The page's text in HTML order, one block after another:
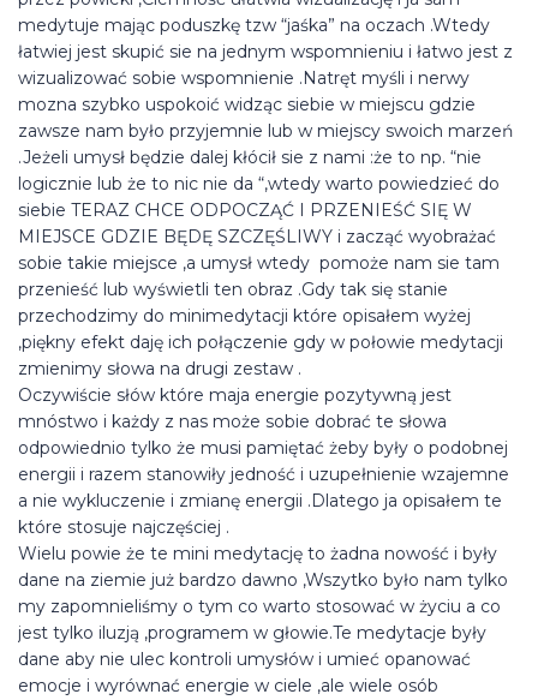
medytuje mając poduszkę tzw “jaśka” na oczach .Wtedy
łatwiej jest skupić sie na jednym wspomnieniu i łatwo jest z
wizualizować sobie wspomnienie .Natręt myśli i nerwy
mozna szybko uspokoić widząc siebie w miejscu gdzie
zawsze nam było przyjemnie lub w miejscy swoich marzeń
.Jeżeli umysł będzie dalej kłócił sie z nami :że to np. “nie
logicznie lub że to nic nie da “,wtedy warto powiedzieć do
siebie TERAZ CHCE ODPOCZĄĆ I PRZENIEŚĆ SIĘ W
MIEJSCE GDZIE BĘDĘ SZCZĘŚLIWY i zacząć wyobrażać
sobie takie miejsce ,a umysł wtedy pomoże nam sie tam
przenieść lub wyświetli ten obraz .Gdy tak się stanie
przechodzimy do minimedytacji które opisałem wyżej
,piękny efekt daję ich połączenie gdy w połowie medytacji
zmienimy słowa na drugi zestaw .
Oczywiście słów które maja energie pozytywną jest
mnóstwo i każdy z nas może sobie dobrać te słowa
odpowiednio tylko że musi pamiętać żeby były o podobnej
energii i razem stanowiły jedność i uzupełnienie wzajemne
a nie wykluczenie i zmianę energii .Dlatego ja opisałem te
które stosuje najczęściej .
Wielu powie że te mini medytację to żadna nowość i były
dane na ziemie już bardzo dawno ,Wszytko było nam tylko
my zapomnieliśmy o tym co warto stosować w życiu a co
jest tylko iluzją ,programem w głowie.Te medytacje były
dane aby nie ulec kontroli umysłów i umieć opanować
emocje i wyrównać energie w ciele ,ale wiele osób